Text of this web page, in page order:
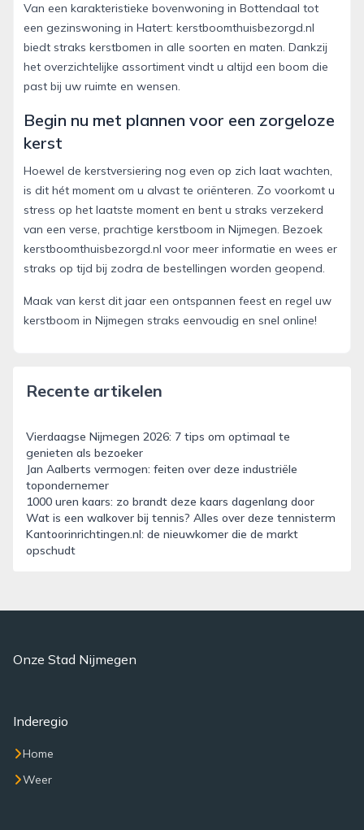
Van een karakteristieke bovenwoning in Bottendaal tot
een gezinswoning in Hatert: kerstboomthuisbezorgd.nl
biedt straks kerstbomen in alle soorten en maten. Dankzij
het overzichtelijke assortiment vindt u altijd een boom die
past bij uw ruimte en wensen.
Begin nu met plannen voor een zorgeloze
kerst
Hoewel de kerstversiering nog even op zich laat wachten,
is dit hét moment om u alvast te oriënteren. Zo voorkomt u
stress op het laatste moment en bent u straks verzekerd
van een verse, prachtige kerstboom in Nijmegen. Bezoek
kerstboomthuisbezorgd.nl voor meer informatie en wees er
straks op tijd bij zodra de bestellingen worden geopend.
Maak van kerst dit jaar een ontspannen feest en regel uw
kerstboom in Nijmegen straks eenvoudig en snel online!
Recente artikelen
Vierdaagse Nijmegen 2026: 7 tips om optimaal te
genieten als bezoeker
Jan Aalberts vermogen: feiten over deze industriële
topondernemer
1000 uren kaars: zo brandt deze kaars dagenlang door
Wat is een walkover bij tennis? Alles over deze tennisterm
Kantoorinrichtingen.nl: de nieuwkomer die de markt
opschudt
Onze Stad Nijmegen
Inderegio
Home
Weer